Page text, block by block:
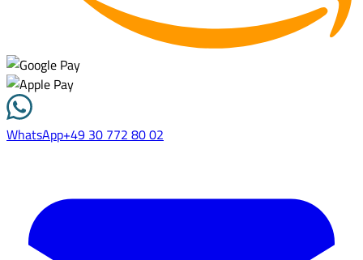
WhatsApp+49 30 772 80 02